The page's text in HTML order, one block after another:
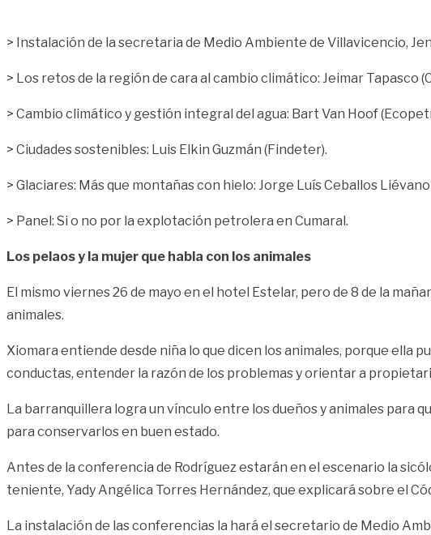
> Instalación de la secretaria de Medio Ambiente de Villavicencio,
> Los retos de la región de cara al cambio climático: Jeimar Tapasco
> Cambio climático y gestión integral del agua: Bart Van Hoof
> Ciudades sostenibles: Luis Elkin Guzmán (Findeter).
> Glaciares: Más que montañas con hielo: Jorge Luís Ceballos Liévano
> Panel: Si o no por la explotación petrolera en Cumaral.
Los pelaos y la mujer que habla con los animales
El mismo viernes 26 de mayo en el hotel Estelar, pero de 8 de la
animales.
Xiomara entiende desde niña lo que dicen los animales, porque ella
conductas, entender la razón de los problemas y orientar a
La barranquillera logra un vínculo entre los dueños y animales para
para conservarlos en buen estado.
Antes de la conferencia de Rodríguez estarán en el escenario la
teniente, Yady Angélica Torres Hernández, que explicará sobre el
La instalación de las conferencias la hará el secretario de Medio